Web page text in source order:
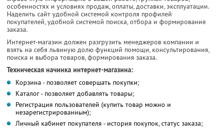
особенностях и условиях продаж, оплаты, доставки, эксплуатации.
Наделить сайт удобной системой контроля профилей
покупателей, удобной системой поиска, отбора и формирования
заказа.
Интернет-магазин должен разгрузить менеджеров компании и
взять на себя львиную долю функций помощи, консультирования,
поиска и выбора товаров, формирования заказа.
Техническая начинка интернет-магазина:
Корзина - позволяет совершать покупки;
Каталог - позволяет добавлять товары;
Регистрация пользователей (купить товар можно и
незарегистрированным);
Личный кабинет покупателя - история покупок, статус заказа;